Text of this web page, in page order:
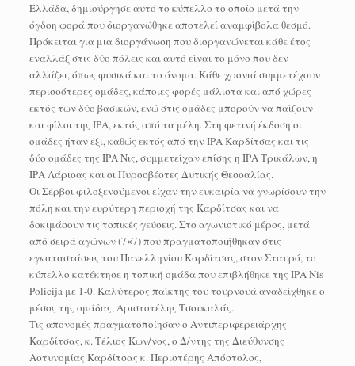
Ελλάδα, δημιούργησε αυτό το κύπελλο το οποίο μετά την
όγδοη φορά που διοργανώθηκε αποτελεί αναμφίβολα θεσμό.
Πρόκειται για μια διοργάνωση που διοργανώνεται κάθε έτος
εναλλάξ στις δύο πόλεις και αυτό είναι το μόνο που δεν
αλλάζει, όπως φυσικά και το όνομα. Κάθε χρονιά συμμετέχουν
περισσότερες ομάδες, κάποιες φορές μάλιστα και από χώρες
εκτός των δύο βασικών, ενώ στις ομάδες μπορούν να παίζουν
και φίλοι της ΙΡΑ, εκτός από τα μέλη. Στη φετινή έκδοση οι
ομάδες ήταν έξι, καθώς εκτός από την ΙΡΑ Καρδίτσας και τις
δύο ομάδες της ΙΡΑ Νις, συμμετείχαν επίσης η ΙΡΑ Τρικάλων, η
ΙΡΑ Λάρισας και οι Πυροσβέστες Δυτικής Θεσσαλίας.
Οι Σέρβοι φιλοξενούμενοι είχαν την ευκαιρία να γνωρίσουν την
πόλη και την ευρύτερη περιοχή της Καρδίτσας και να
δοκιμάσουν τις τοπικές γεύσεις. Στο αγωνιστικό μέρος, μετά
από σειρά αγώνων (7×7) που πραγματοποιήθηκαν στις
εγκαταστάσεις του Πανελληνίου Καρδίτσας, στον Σταυρό, το
κύπελλο κατέκτησε η τοπική ομάδα που επιβλήθηκε της ΙΡΑ Νis
Policija με 1-0. Καλύτερος παίκτης του τουρνουά αναδείχθηκε ο
μέσος της ομάδας, Αριστοτέλης Τσουκαλάς.
Τις απονομές πραγματοποίησαν ο Αντιπεριφερειάρχης
Καρδίτσας, κ. Τέλιος Κων/νος, ο Δ/ντης της Διεύθυνσης
Αστυνομίας Καρδίτσας κ. Περιστέρης Απόστολος,